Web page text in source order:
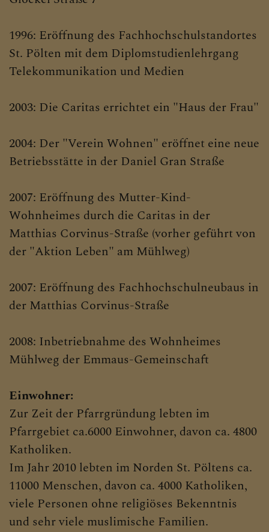
1996: Eröffnung des Fachhochschulstandortes
St. Pölten mit dem Diplomstudienlehrgang
Telekommunikation und Medien
2003: Die Caritas errichtet ein "Haus der Frau"
2004: Der "Verein Wohnen" eröffnet eine neue
Betriebsstätte in der Daniel Gran Straße
2007: Eröffnung des Mutter-Kind-
Wohnheimes durch die Caritas in der
Matthias Corvinus-Straße (vorher geführt von
der "Aktion Leben" am Mühlweg)
2007: Eröffnung des Fachhochschulneubaus in
der Matthias Corvinus-Straße
2008: Inbetriebnahme des Wohnheimes
Mühlweg der Emmaus-Gemeinschaft
Einwohner:
Zur Zeit der Pfarrgründung lebten im
Pfarrgebiet ca.6000 Einwohner, davon ca. 4800
Katholiken.
Im Jahr 2010 lebten im Norden St. Pöltens ca.
11000 Menschen, davon ca. 4000 Katholiken,
viele Personen ohne religiöses Bekenntnis
und sehr viele muslimische Familien.